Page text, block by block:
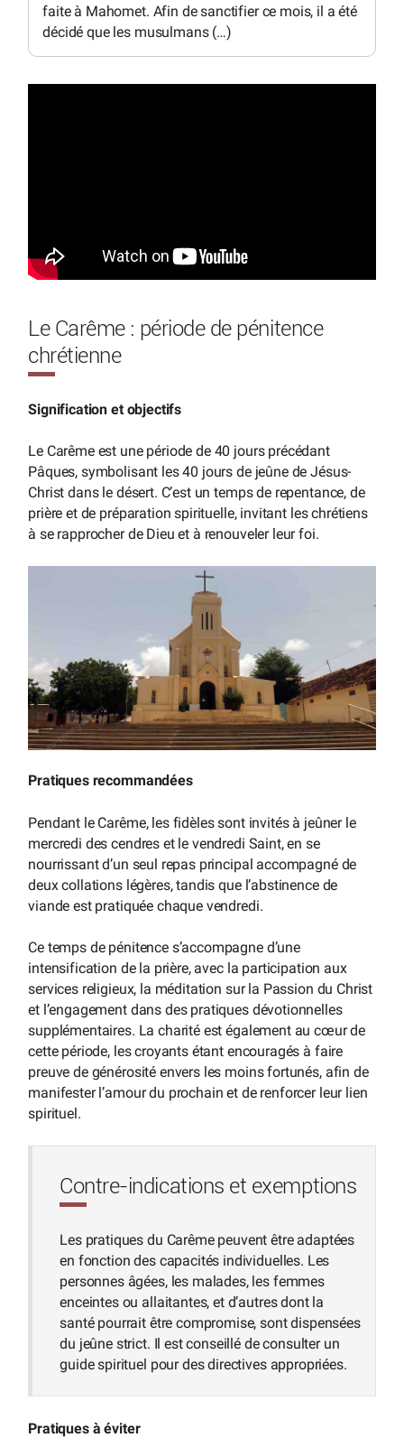
faite à Mahomet. Afin de sanctifier ce mois, il a été
décidé que les musulmans (…)
Le Carême : période de pénitence
chrétienne
Signification et objectifs
Le Carême est une période de 40 jours précédant
Pâques, symbolisant les 40 jours de jeûne de Jésus-
Christ dans le désert. C’est un temps de repentance, de
prière et de préparation spirituelle, invitant les chrétiens
à se rapprocher de Dieu et à renouveler leur foi.
Pratiques recommandées
Pendant le Carême, les fidèles sont invités à jeûner le
mercredi des cendres et le vendredi Saint, en se
nourrissant d’un seul repas principal accompagné de
deux collations légères, tandis que l’abstinence de
viande est pratiquée chaque vendredi.
Ce temps de pénitence s’accompagne d’une
intensification de la prière, avec la participation aux
services religieux, la méditation sur la Passion du Christ
et l’engagement dans des pratiques dévotionnelles
supplémentaires. La charité est également au cœur de
cette période, les croyants étant encouragés à faire
preuve de générosité envers les moins fortunés, afin de
manifester l’amour du prochain et de renforcer leur lien
spirituel.
Contre-indications et exemptions
Les pratiques du Carême peuvent être adaptées
en fonction des capacités individuelles. Les
personnes âgées, les malades, les femmes
enceintes ou allaitantes, et d’autres dont la
santé pourrait être compromise, sont dispensées
du jeûne strict. Il est conseillé de consulter un
guide spirituel pour des directives appropriées.
Pratiques à éviter